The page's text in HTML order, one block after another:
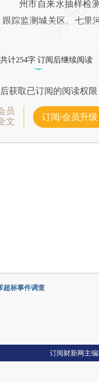
州市自来水抽样检
踪监测城关区、七里
计254字 订阅后继续阅读
获取已订阅的阅读权限
员
文
订阅/会员升级
超标事件调查
订阅财新网主